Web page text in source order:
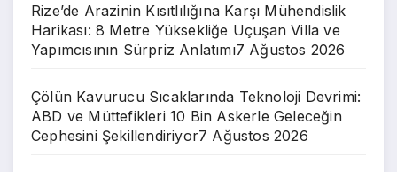
Rize’de Arazinin Kısıtlılığına Karşı Mühendislik
Harikası: 8 Metre Yüksekliğe Uçuşan Villa ve
Yapımcısının Sürpriz Anlatımı7 Ağustos 2026
Çölün Kavurucu Sıcaklarında Teknoloji Devrimi:
ABD ve Müttefikleri 10 Bin Askerle Geleceğin
Cephesini Şekillendiriyor7 Ağustos 2026